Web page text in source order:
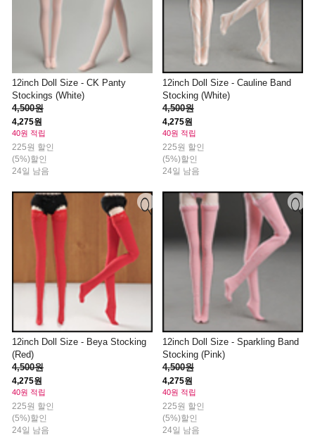
12inch Doll Size - CK Panty
Stockings (White)
4,500원
4,275원
40원 적립
225원 할인
(5%)할인
24일 남음
12inch Doll Size - Cauline Band
Stocking (White)
4,500원
4,275원
40원 적립
225원 할인
(5%)할인
24일 남음
12inch Doll Size - Beya Stocking
(Red)
4,500원
4,275원
40원 적립
225원 할인
(5%)할인
24일 남음
12inch Doll Size - Sparkling Band
Stocking (Pink)
4,500원
4,275원
40원 적립
225원 할인
(5%)할인
24일 남음